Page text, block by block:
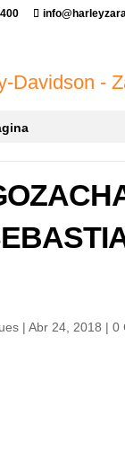
| Abr 24, 2018 | 0